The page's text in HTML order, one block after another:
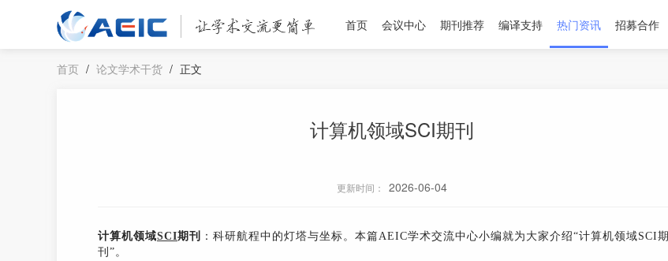
首页 会议中心 期刊推荐 编译支持 热门资讯 招募合作
首页 / 论文学术干货 / 正文
计算机领域SCI期刊
更新时间： 2026-06-04
计算机领域SCI期刊
：科研航程中的灯塔与坐标。本篇AEIC学术交流中心小编就为大家介绍“计算机领域SCI期
刊”。